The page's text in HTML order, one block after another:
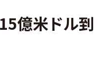
億米ドル到